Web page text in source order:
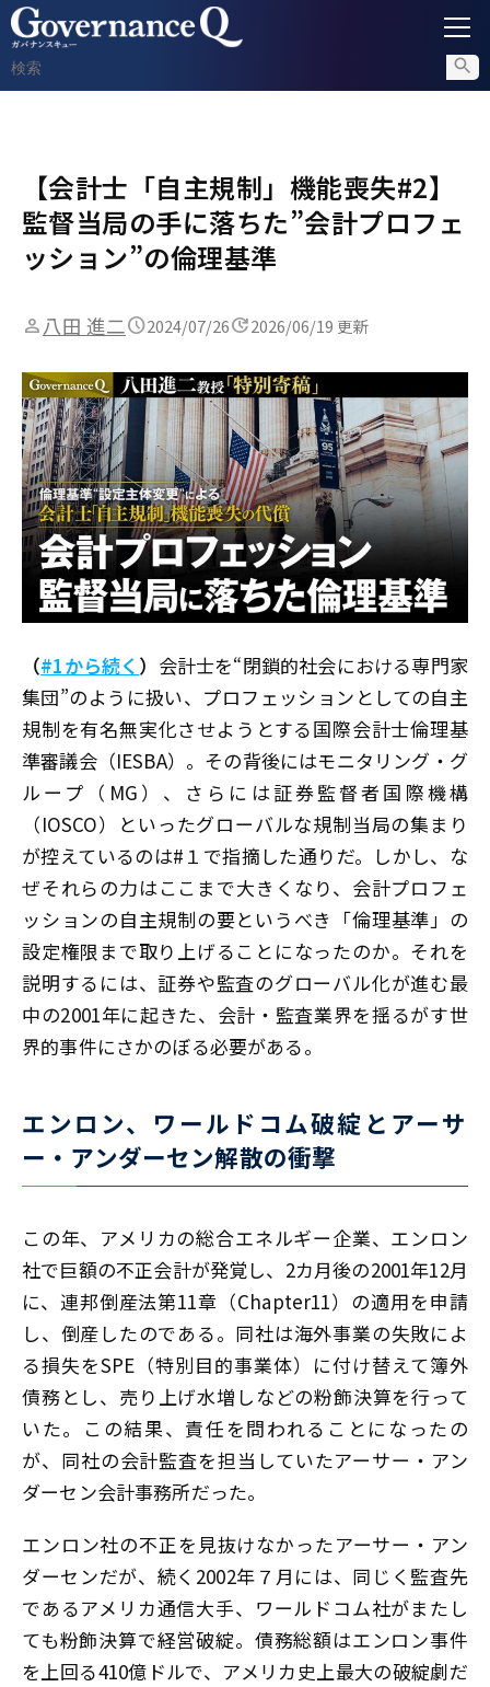
内部通報
コンプライアンス調査
不正対策
セミナー情報
【会計士「自主規制」機能喪失#2】
監督当局の手に落ちた”会計プロフェ
ッション”の倫理基準
八田 進二 2024/07/26 2026/06/19 更新
（#1から続く ） 会計士を“閉鎖的社会における専門家
集団”のように扱い、プロフェッションとしての自主
規制を有名無実化させようとする国際会計士倫理基
準審議会（IESBA）。その背後にはモニタリング・グ
ループ（MG）、さらには証券監督者国際機構
（IOSCO）といったグローバルな規制当局の集まり
が控えているのは#１で指摘した通りだ。しかし、な
ぜそれらの力はここまで大きくなり、会計プロフェ
ッションの自主規制の要というべき「倫理基準」の
設定権限まで取り上げることになったのか。それを
説明するには、証券や監査のグローバル化が進む最
中の2001年に起きた、会計・監査業界を揺るがす世
界的事件にさかのぼる必要がある。
エンロン、ワールドコム破綻とアーサ
ー・アンダーセン解散の衝撃
この年、アメリカの総合エネルギー企業、エンロン
社で巨額の不正会計が発覚し、2カ月後の2001年12月
に、連邦倒産法第11章（Chapter11）の適用を申請
し、倒産したのである。同社は海外事業の失敗によ
る損失をSPE（特別目的事業体）に付け替えて簿外
債務とし、売り上げ水増しなどの粉飾決算を行って
いた。この結果、責任を問われることになったの
が、同社の会計監査を担当していたアーサー・アン
ダーセン会計事務所だった。
エンロン社の不正を見抜けなかったアーサー・アン
ダーセンだが、続く2002年７月には、同じく監査先
であるアメリカ通信大手、ワールドコム社がまたし
ても粉飾決算で経営破綻。債務総額はエンロン事件
を上回る410億ドルで、アメリカ史上最大の破綻劇だ